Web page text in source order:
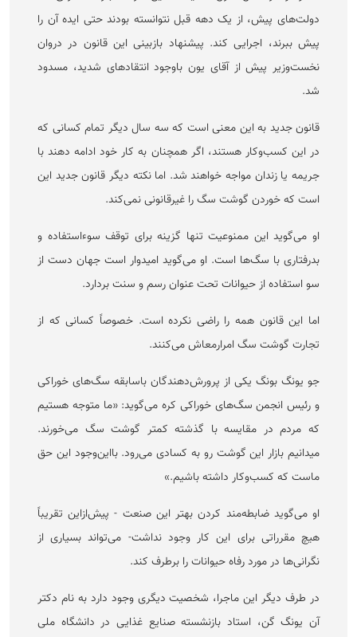
دولت‌های پیش، از یک دهه قبل نتوانسته بودند حتی ایده آن را
پیش ببرند، اجرایی کند. پیشنهاد بازبینی این قانون در دروان
نخست‌وزیر پیش از آقای یون باوجود انتقاد‌های شدید، مسدود
شد.
قانون جدید به این معنی است که سه سال دیگر تمام کسانی که
در این کسب‌وکار هستند، اگر همچنان به کار خود ادامه دهند با
جریمه یا زندان مواجه خواهند شد. اما نکته دیگر قانون جدید این
است که خوردن گوشت سگ را غیرقانونی نمی‌کند.
او می‌گوید این ممنوعیت تنها گزینه برای توقف سوءاستفاده و
بدرفتاری با سگ‌ها است. او می‌گوید امیدوار است جهان دست از
سو استفاده از حیوانات تحت عنوان رسم و سنت بردارد.
اما این قانون همه را راضی نکرده است. خصوصاً کسانی که از
تجارت گوشت سگ امرارمعاش می‌کنند.
جو یونگ بونگ یکی از پرورش‌دهندگان باسابقه سگ‌های خوراکی
و رئیس انجمن سگ‌های خوراکی کره می‌گوید: «ما متوجه هستیم
که مردم در مقایسه با گذشته کمتر گوشت سگ می‌خورند.
میدانیم بازار این گوشت رو به کسادی می‌رود. بااین‌وجود این حق
ماست که کسب‌وکار داشته باشیم.»
او می‌گوید ضابطه‌مند کردن بهتر این صنعت - پیش‌ازاین تقریباً
هیچ مقرراتی برای این کار وجود نداشت- می‌تواند بسیاری از
نگرانی‌ها در مورد رفاه حیوانات را برطرف کند.
در طرف دیگر این ماجرا، شخصیت دیگری وجود دارد به نام دکتر
آن یونگ گن، استاد بازنشسته صنایع غذایی در دانشگاه ملی